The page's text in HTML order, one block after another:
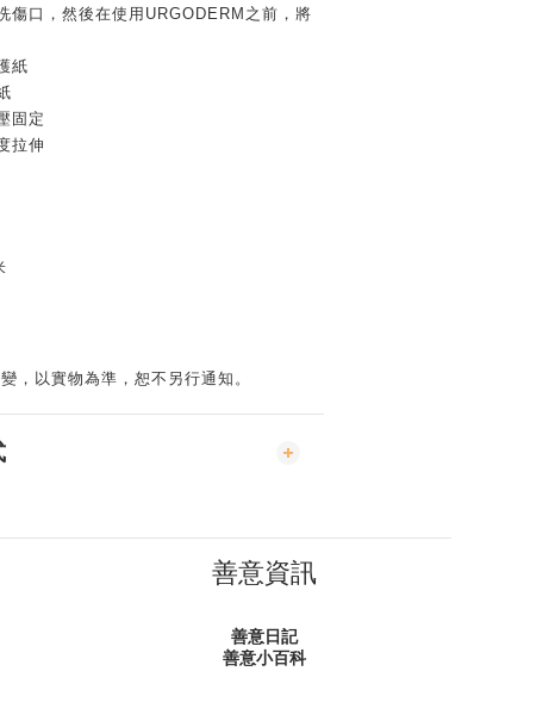
傷口，然後在使用URGODERM之前，將
紙
固定
拉伸
，以實物為準，恕不另行通知。
善意資訊
善意日記
善意小百科